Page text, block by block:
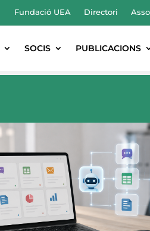
Fundació UEA Directori
SOCIS PUBLICACIONS